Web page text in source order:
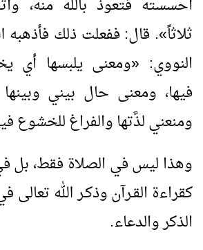
أحسسته فتعوذ بالله منه،
ثلاثاً». قال: ففعلت ذلك فأذهبه
النووي: «ومعنى يلبسها أي
فيها، ومعنى حال بيني
ومنعني لذَّتها والفراغ للخشوع
وهذا ليس في الصلاة فقط، بل
كقراءة القـرآن وذكـر الله
الذكر والدعاء.